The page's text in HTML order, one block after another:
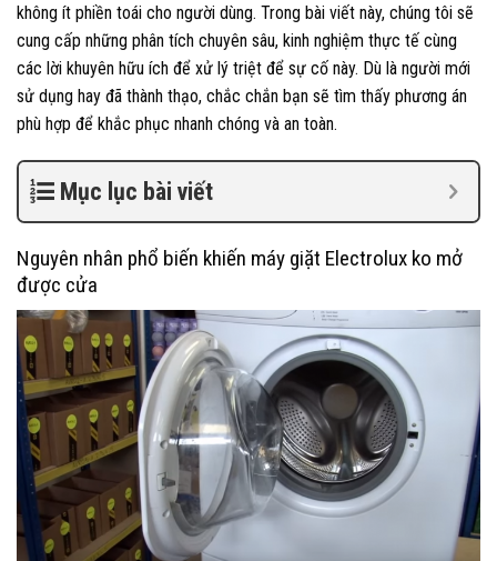
không ít phiền toái cho người dùng. Trong bài viết này, chúng tôi sẽ
cung cấp những phân tích chuyên sâu, kinh nghiệm thực tế cùng
các lời khuyên hữu ích để xử lý triệt để sự cố này. Dù là người mới
sử dụng hay đã thành thạo, chắc chắn bạn sẽ tìm thấy phương án
phù hợp để khắc phục nhanh chóng và an toàn.
Mục lục bài viết
Nguyên nhân phổ biến khiến máy giặt Electrolux ko mở
được cửa